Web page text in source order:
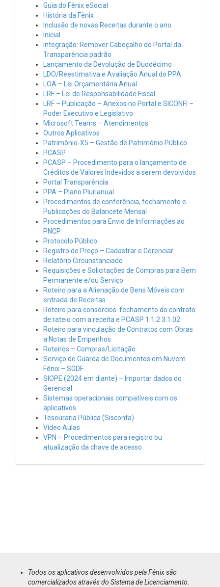
Guia do Fênix eSocial
História da Fênix
Inclusão de novas Receitas durante o ano
Inicial
Integração: Remover Cabeçalho do Portal da
Transparência padrão
Lançamento da Devolução de Duodécimo
LDO/Reestimativa e Avaliação Anual do PPA
LOA – Lei Orçamentária Anual
LRF – Lei de Responsabilidade Fiscal
LRF – Publicação – Anexos no Portal e SICONFI –
Poder Executivo e Legislativo
Microsoft Teams – Atendimentos
Outros Aplicativos
Patrimônio-X5 – Gestão de Patrimônio Público
PCASP
PCASP – Procedimento para o lançamento de
Créditos de Valores Indevidos a serem devolvidos
Portal Transparência
PPA – Plano Plurianual
Procedimentos de conferência, fechamento e
Publicações do Balancete Mensal
Procedimentos para Envio de Informações ao
PNCP
Protocolo Público
Registro de Preço – Cadastrar e Gerenciar
Relatório Circunstanciado
Requisições e Solicitações de Compras para Bem
Permanente e/ou Serviço
Roteiro para a Alienação de Bens Móveis com
entrada de Receitas
Roteiro para consórcios: fechamento do contrato
de rateio com a receita e PCASP 1.1.2.3.1.02
Roteiro para vinculação de Contratos com Obras
a Notas de Empenhos
Roteiros – Compras/Licitação
Serviço de Guarda de Documentos em Nuvem
Fênix – SGDF
SIOPE (2024 em diante) – Importar dados do
Gerencial
Sistemas operacionais compatíveis com os
aplicativos
Tesouraria Pública (Sisconta)
Vídeo Aulas
VPN – Procedimentos para registro ou
atualização da chave de acesso
Todos os aplicativos desenvolvidos pela Fênix são
comercializados através do Sistema de Licenciamento.